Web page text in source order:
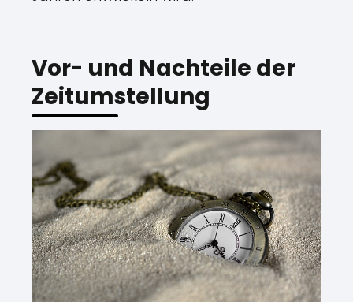
Vor- und Nachteile der
Zeitumstellung